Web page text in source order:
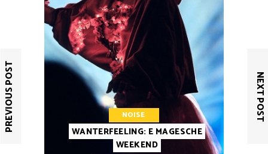
PREVIOUS POST NEXT POST
NOISE
WANTERFEELING: E MAGESCHE
WEEKEND